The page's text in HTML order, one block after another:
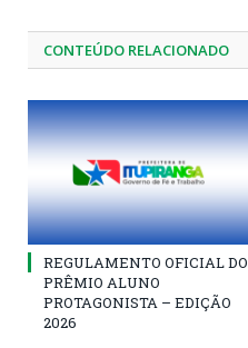
CONTEÚDO RELACIONADO
REGULAMENTO OFICIAL DO
PRÊMIO ALUNO
PROTAGONISTA – EDIÇÃO
2026